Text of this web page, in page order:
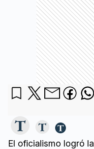
El oficialismo logró la